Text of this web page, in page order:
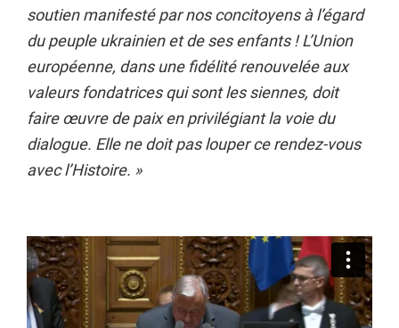
soutien manifesté par nos concitoyens à l’égard
du peuple ukrainien et de ses enfants ! L’Union
européenne, dans une fidélité renouvelée aux
valeurs fondatrices qui sont les siennes, doit
faire œuvre de paix en privilégiant la voie du
dialogue. Elle ne doit pas louper ce rendez-vous
avec l’Histoire. »